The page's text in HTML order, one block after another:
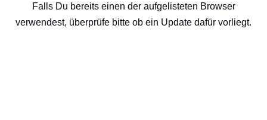
Falls Du bereits einen der aufgelisteten Browser
verwendest, überprüfe bitte ob ein Update dafür vorliegt.